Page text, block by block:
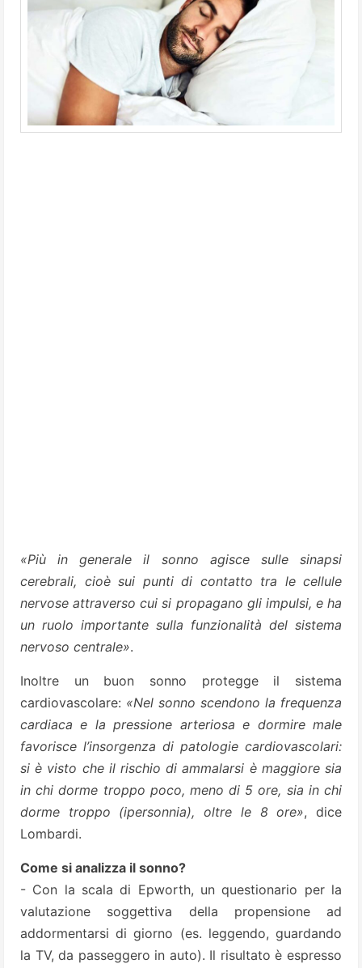
«Più in generale il sonno agisce sulle sinapsi
cerebrali, cioè sui punti di contatto tra le cellule
nervose attraverso cui si propagano gli impulsi, e ha
un ruolo importante sulla funzionalità del sistema
nervoso centrale».
Inoltre un buon sonno protegge il sistema
cardiovascolare: «Nel sonno scendono la frequenza
cardiaca e la pressione arteriosa e dormire male
favorisce l’insorgenza di patologie cardiovascolari:
si è visto che il rischio di ammalarsi è maggiore sia
in chi dorme troppo poco, meno di 5 ore, sia in chi
dorme troppo (ipersonnia), oltre le 8 ore», dice
Lombardi.
Come si analizza il sonno?
- Con la scala di Epworth, un questionario per la
valutazione soggettiva della propensione ad
addormentarsi di giorno (es. leggendo, guardando
la TV, da passeggero in auto). Il risultato è espresso